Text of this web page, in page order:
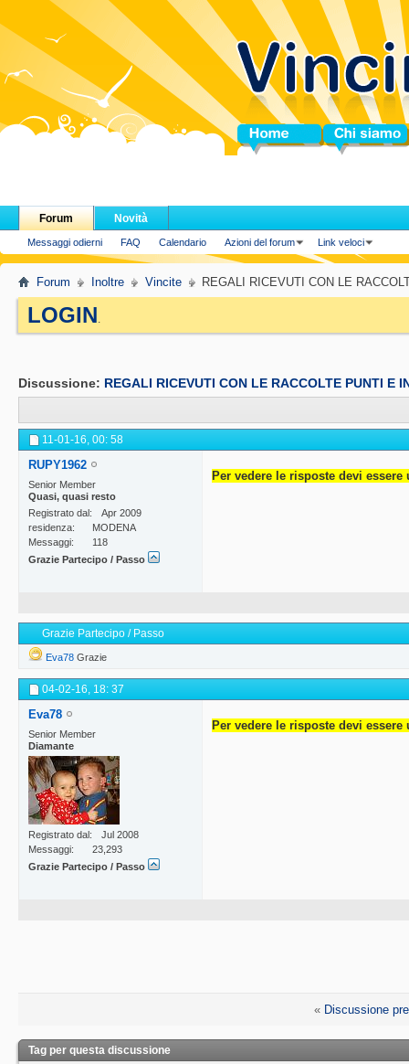
Home Chi siamo
Forum
Messaggi odierni FAQ Calendario Azioni del forum Link veloci
Novità
Forum Inoltre Vincite REGALI RICEVUTI CON LE
LOGIN.
Discussione: REGALI RICEVUTI CON LE RACCOLTE PUNTI E
11-01-16, 00: 58
RUPY1962
Senior Member
Quasi, quasi resto
Registrato dal
Apr 2009
residenza
MODENA
Messaggi
118
Grazie Partecipo / Passo
Per vedere le risposte devi
Grazie Partecipo / Passo
Eva78 Grazie
04-02-16, 18: 37
Eva78
Senior Member
Diamante
Registrato dal
Jul 2008
Messaggi
23,293
Grazie Partecipo / Passo
Per vedere le risposte devi
« Discussione
Tag per questa discussione